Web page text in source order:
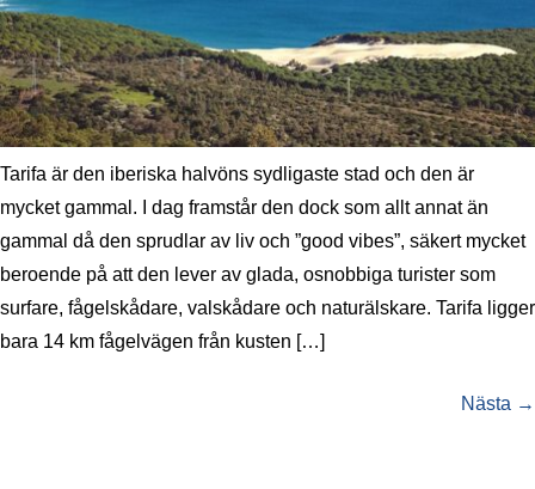
Tarifa är den iberiska halvöns sydligaste stad och den är
mycket gammal. I dag framstår den dock som allt annat än
gammal då den sprudlar av liv och ”good vibes”, säkert mycket
beroende på att den lever av glada, osnobbiga turister som
surfare, fågelskådare, valskådare och naturälskare. Tarifa ligger
bara 14 km fågelvägen från kusten […]
Nästa →